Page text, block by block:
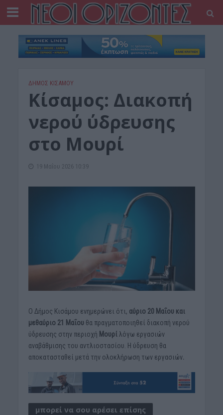
ΔΉΜΟΣ ΚΙΣΆΜΟΥ
Κίσαμος: Διακοπή
νερού ύδρευσης
στο Μουρί
19 Μαΐου 2026 10:39
Ο Δήμος Κισάμου ενημερώνει ότι, αύριο20 Μαΐου και
μεθαύριο 21 Μαΐου θα πραγματοποιηθεί διακοπή νερού
ύδρευσης στην περιοχή Μουρίλόγω εργασιών
αναβάθμισης του αντλιοστασίου. Η ύδρευση θα
αποκατασταθεί μετά την ολοκλήρωση των εργασιών.
μπορεί να σου αρέσει επίσης